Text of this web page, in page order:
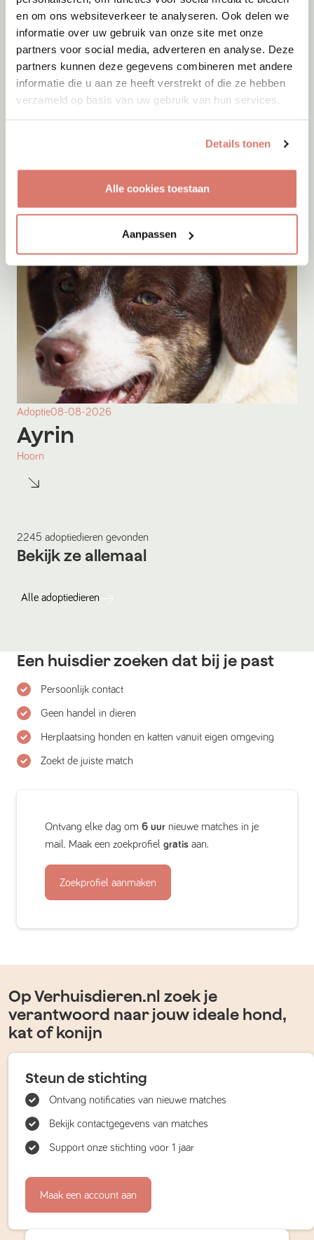
en om ons websiteverkeer te analyseren. Ook delen we
informatie over uw gebruik van onze site met onze
partners voor social media, adverteren en analyse. Deze
partners kunnen deze gegevens combineren met andere
informatie die u aan ze heeft verstrekt of die ze hebben
verzameld op basis van uw gebruik van hun services.
Details tonen
Alle cookies toestaan
Aanpassen
Adoptie08-08-2026
Ayrin
Hoorn
2245 adoptiedieren gevonden
Bekijk ze allemaal
Alle adoptiedieren
Een huisdier zoeken dat bij je past
Persoonlijk contact
Geen handel in dieren
Herplaatsing honden en katten vanuit eigen omgeving
Zoekt de juiste match
Ontvang elke dag om 6 uur nieuwe matches in je
mail. Maak een zoekprofiel gratis aan.
Zoekprofiel aanmaken
Op Verhuisdieren.nl zoek je
verantwoord naar jouw ideale hond,
kat of konijn
Steun de stichting
Ontvang notificaties van nieuwe matches
Bekijk contactgegevens van matches
Support onze stichting voor 1 jaar
Maak een account aan